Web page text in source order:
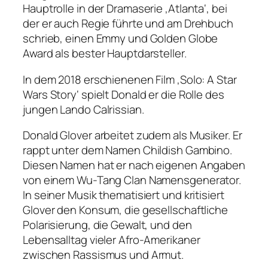
Hauptrolle in der Dramaserie ‚Atlanta‘, bei
der er auch Regie führte und am Drehbuch
schrieb, einen Emmy und Golden Globe
Award als bester Hauptdarsteller.
In dem 2018 erschienenen Film ‚Solo: A Star
Wars Story‘ spielt Donald er die Rolle des
jungen Lando Calrissian.
Donald Glover arbeitet zudem als Musiker. Er
rappt unter dem Namen Childish Gambino.
Diesen Namen hat er nach eigenen Angaben
von einem Wu-Tang Clan Namensgenerator.
In seiner Musik thematisiert und kritisiert
Glover den Konsum, die gesellschaftliche
Polarisierung, die Gewalt, und den
Lebensalltag vieler Afro-Amerikaner
zwischen Rassismus und Armut.